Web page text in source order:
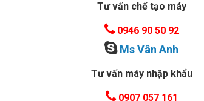
Tư vấn chế tạo máy
0946 90 50 92
Ms Vân Anh
Tư vấn máy nhập khẩu
0907 057 161